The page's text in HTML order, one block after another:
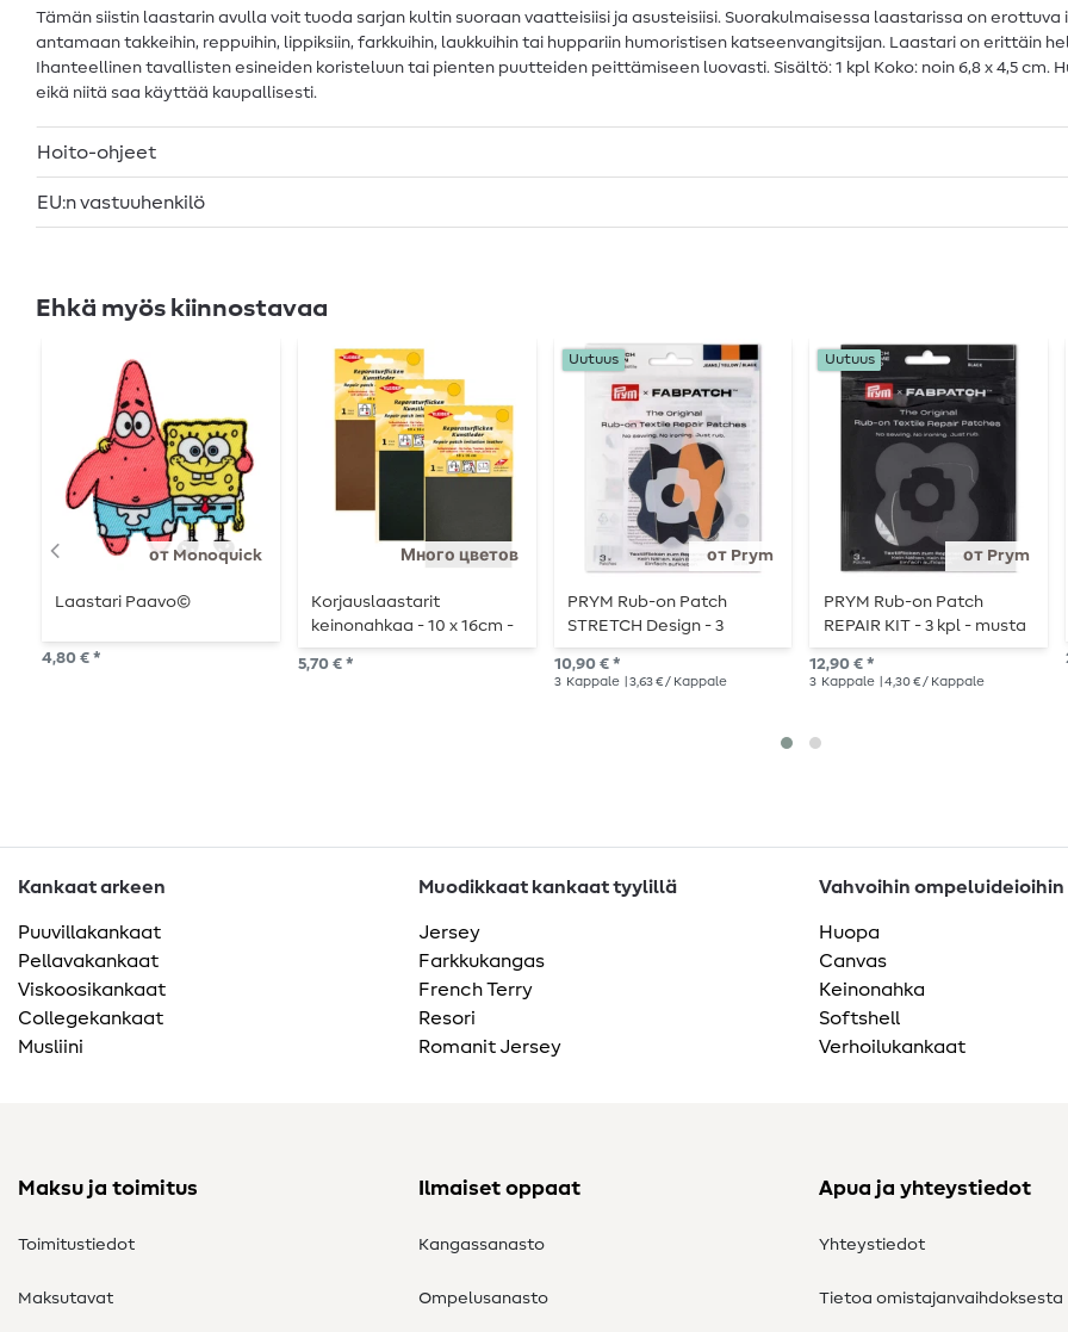
Tämän siistin laastarin avulla voit tuoda sarjan kultin suoraan vaatteisiisi ja asusteisiisi. Suorakulmaisessa laastarissa on
antamaan takkeihin, reppuihin, lippiksiin, farkkuihin, laukkuihin tai huppariin humoristisen katseenvangitsijan. Laastari on erittäin
Ihanteellinen tavallisten esineiden koristeluun tai pienten puutteiden peittämiseen luovasti. Sisältö: 1 kpl Koko: noin 6,8 x 4,5
eikä niitä saa käyttää kaupallisesti.
Hoito-ohjeet
EU:n vastuuhenkilö
Ehkä myös kiinnostavaa
от Monoquick
Laastari Paavo©
4,80 € *
Много цветов
Korjauslaastarit
keinonahkaa - 10 x 16cm -
itseliimautuva
5,70 € *
от Prym
Uutuus
PRYM Rub-on Patch
STRETCH Design - 3
kappaletta - pilvi/flash
10,90 € *
3 Kappale | 3,63 € / Kappale
от Prym
Uutuus
PRYM Rub-on Patch
REPAIR KIT - 3 kpl - musta
12,90 € *
3 Kappale | 4,30 € / Kappale
Kankaat arkeen
Puuvillakankaat
Pellavakankaat
Viskoosikankaat
Collegekankaat
Musliini
Muodikkaat kankaat tyylillä
Jersey
Farkkukangas
French Terry
Resori
Romanit Jersey
Vahvoihin ompeluideioihin
Huopa
Canvas
Keinonahka
Softshell
Verhoilukankaat
Maksu ja toimitus
Toimitustiedot
Maksutavat
Ilmaiset oppaat
Kangassanasto
Ompelusanasto
Apua ja yhteystiedot
Yhteystiedot
Tietoa omistajanvaihdoksesta